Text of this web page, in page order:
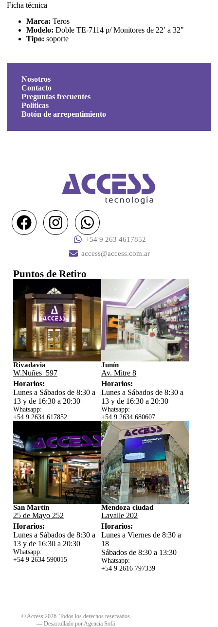
Ficha técnica
Marca: Teros
Modelo: Doble TE-7114 p/ Monitores de 22′ a 32"
Tipo: soporte
Nosotros
Contacto
Preguntas frecuentes
Politicas
Botón de arrepentimiento
+54 9 263 4617852
access@access.com.ar
Puntos de Retiro
Rivadavia
W.Nuñes 597
Horarios:
Lunes a Sábados de 8:30 a
13 y de 16:30 a 20:30
Whatsapp:
+54 9 2634 617852
Junín
Av. Mitre 8
Horarios:
Lunes a Sábados de 8:30 a
13 y de 16:30 a 20:30
Whatsapp:
+54 9 2634 680607
San Martín
25 de Mayo 252
Horarios:
Lunes a Sábados de 8:30 a
13 y de 16:30 a 20:30
Whatsapp:
+54 9 2634 590015
Mendoza ciudad
Lavalle 202
Horarios:
Lunes a Viernes de 8:30 a
18
Sábados de 8:30 a 13:30
Whatsapp:
+54 9 2616 797339
© Access 2026. Todos los derechos reservados
— Desarrollado por Agencia Sofá